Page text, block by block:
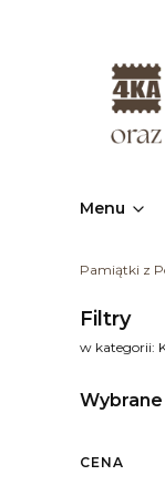
Menu
Pamiątki z
Filtry
w kategorii:
Wybrane
CENA